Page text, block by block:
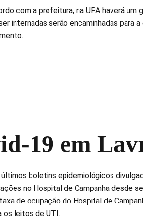
com a prefeitura, na UPA haverá um
internadas serão encaminhadas para
19 em
boletins epidemiológicos
no Hospital de Campanha desde
de ocupação do Hospital de
os leitos de UTI.